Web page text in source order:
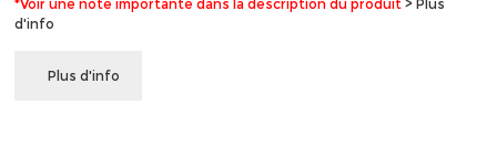
*Voir une note importante dans la description du produit > Plus
d'info
Plus d'info